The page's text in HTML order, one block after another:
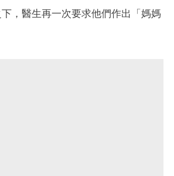
，醫生再一次要求他們作出「媽媽